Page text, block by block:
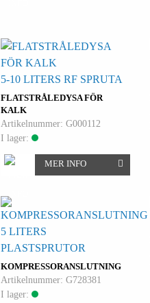
FLATSTRÅLEDYSA FÖR
KALK
5-10 LITERS RF SPRUTA
Artikelnummer: G000112
I lager:
MER INFO
KOMPRESSORANSLUTNING
5 LITERS
PLASTSPRUTOR
Artikelnummer: G728381
I lager: